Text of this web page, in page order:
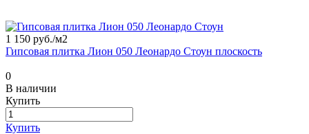
1 150 руб./м2
Гипсовая плитка Лион 050 Леонардо Стоун плоскость
0
В наличии
Купить
Купить